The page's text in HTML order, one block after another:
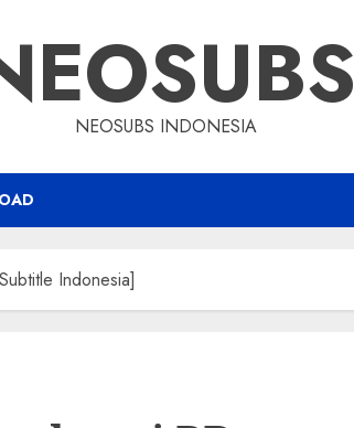
NEOSUBS INDONESIA
Indonesia]